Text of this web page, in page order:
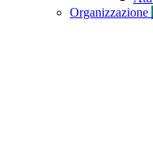
Organizzazione